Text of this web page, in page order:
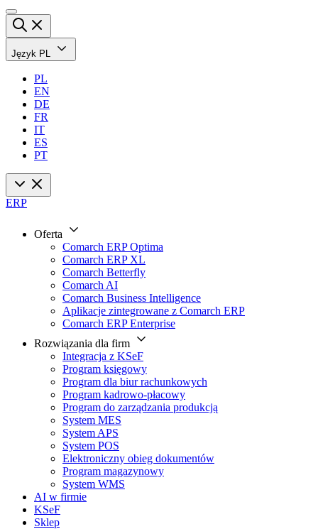
Język PL
PL
EN
DE
FR
IT
ES
PT
ERP
Oferta
Comarch ERP Optima
Comarch ERP XL
Comarch Betterfly
Comarch AI
Comarch Business Intelligence
Aplikacje zintegrowane z Comarch ERP
Comarch ERP Enterprise
Rozwiązania dla firm
Integracja z KSeF
Program księgowy
Program dla biur rachunkowych
Program kadrowo-płacowy
Program do zarządzania produkcją
System MES
System APS
System POS
Elektroniczny obieg dokumentów
Program magazynowy
System WMS
AI w firmie
KSeF
Sklep